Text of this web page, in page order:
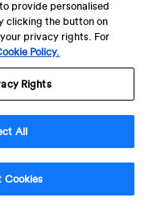
Et
Fraud Notice
Is Brought To You By
Inc.
| DBA Name - CleverTap
provide personalised
clicking the button on
privacy rights. For
Policy.
Rights
All
Cookies